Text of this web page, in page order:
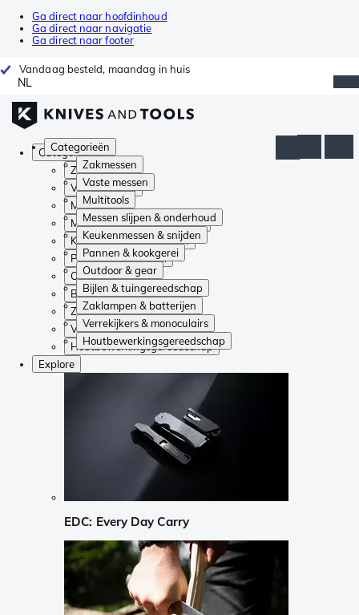
Ga direct naar hoofdinhoud
Ga direct naar navigatie
Ga direct naar footer
Vandaag besteld, maandag in huis
NL
Categorieën
Zakmessen
Vaste messen
Multitools
Messen slijpen & onderhoud
Keukenmessen & snijden
Pannen & kookgerei
Outdoor & gear
Bijlen & tuingereedschap
Zaklampen & batterijen
Verrekijkers & monoculairs
Houtbewerkingsgereedschap
Categorieën
Zakmessen
Vaste messen
Multitools
Messen slijpen & onderhoud
Keukenmessen & snijden
Pannen & kookgerei
Outdoor & gear
Bijlen & tuingereedschap
Zaklampen & batterijen
Verrekijkers & monoculairs
Houtbewerkingsgereedschap
Explore
EDC: Every Day Carry